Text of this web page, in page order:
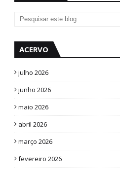
ACERVO
julho 2026
junho 2026
maio 2026
abril 2026
março 2026
fevereiro 2026